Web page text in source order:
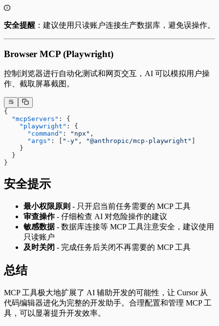
安全提醒 ：建议使用只读账户连接生产数据库，避免误操作。
Browser MCP (Playwright)
控制浏览器进行自动化测试和网页交互，AI 可以模拟用户操
作、截取屏幕截图。
{
  "mcpServers"
: {
    "playwright"
: {
      "command"
: "npx" ,
      "args"
: [ "-y" , "@anthropic/mcp-playwright"
    }
  }
}
安全提示
最小权限原则 - 只开启当前任务需要的 MCP 工具
审查操作- 仔细检查 AI 对危险操作的建议
敏感数据- 数据库连接等 MCP 工具注意安全，建议使用
只读账户
及时关闭 - 完成任务后关闭不再需要的 MCP 工具
总结
MCP 工具极大地扩展了 AI 辅助开发的可能性，让 Cursor 从
代码编辑器进化为完整的开发助手。合理配置和管理 MCP 工
具，可以显著提升开发效率。